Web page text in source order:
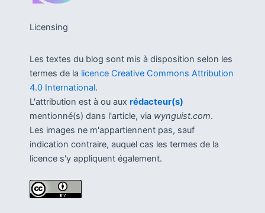
Licensing
Les textes du blog sont mis à disposition selon les
termes de la licence Creative Commons Attribution
4.0 International.
L'attribution est à ou aux rédacteur(s)
mentionné(s) dans l'article, via wynguist.com.
Les images ne m'appartiennent pas, sauf
indication contraire, auquel cas les termes de la
licence s'y appliquent également.